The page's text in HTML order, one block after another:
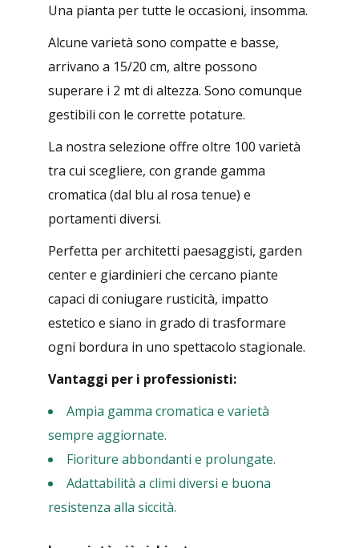
Una pianta per tutte le occasioni, insomma.
Alcune varietà sono compatte e basse,
arrivano a 15/20 cm, altre possono
superare i 2 mt di altezza. Sono comunque
gestibili con le corrette potature.
La nostra selezione offre oltre 100 varietà
tra cui scegliere, con grande gamma
cromatica (dal blu al rosa tenue) e
portamenti diversi.
Perfetta per architetti paesaggisti, garden
center e giardinieri che cercano piante
capaci di coniugare rusticità, impatto
estetico e siano in grado di trasformare
ogni bordura in uno spettacolo stagionale.
Vantaggi per i professionisti:
Ampia gamma cromatica e varietà
sempre aggiornate.
Fioriture abbondanti e prolungate.
Adattabilità a climi diversi e buona
resistenza alla siccità.